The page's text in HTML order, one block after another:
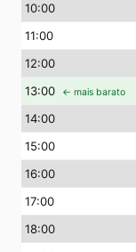
10:00
11:00
12:00
13:00 ← mais barato
14:00
15:00
16:00
17:00
18:00